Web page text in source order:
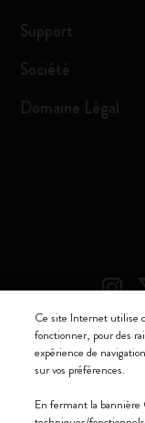
Support
Société
Domaine Légal
Moleskine ® est une
Italia - P. IVA / CCIAA
Ce site Internet utilise
fonctionner, pour des
expérience de
sur vos préférences.
En fermant la bannière